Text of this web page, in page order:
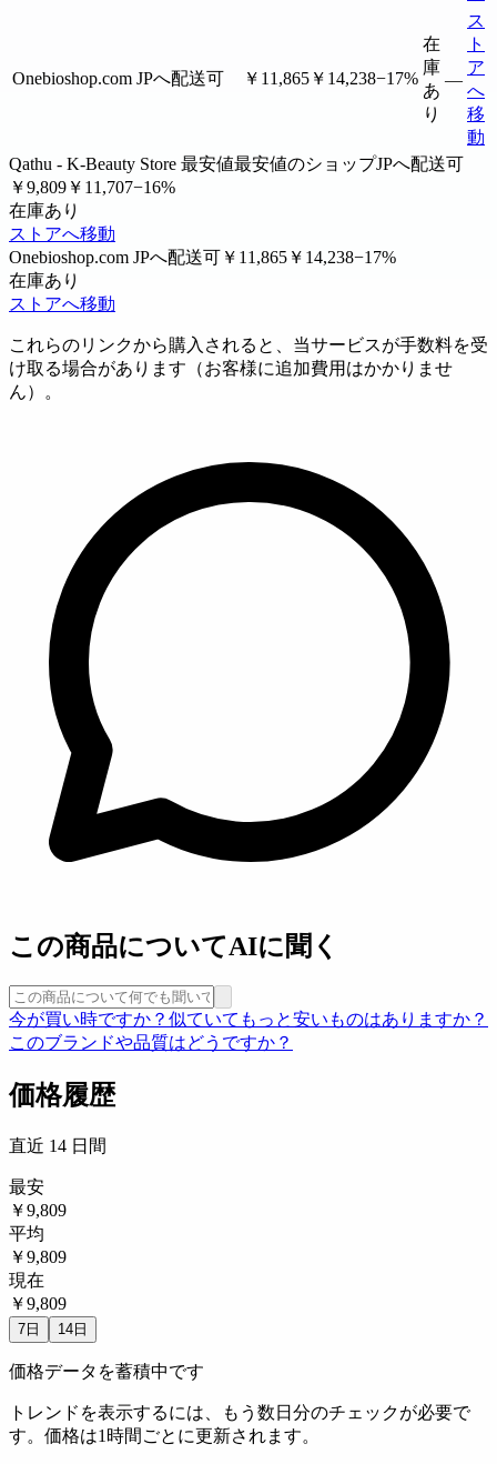
Onebioshop.com JPへ配送可 ￥11,865 ￥14,238−17%
在
庫
あ
り
—
ス
ト
ア
へ
移
動
Qathu - K-Beauty Store 最安値最安値のショップJPへ配送可
￥9,809 ￥11,707−16%
在庫あり
ストアへ移動
Onebioshop.com JPへ配送可 ￥11,865 ￥14,238−17%
在庫あり
ストアへ移動
これらのリンクから購入されると、当サービスが手数料を受
け取る場合があります（お客様に追加費用はかかりませ
ん）。
この商品についてAIに聞く
今が買い時ですか？ 似ていてもっと安いものはありますか？
このブランドや品質はどうですか？
価格履歴
直近 14 日間
最安
￥9,809
平均
￥9,809
現在
￥9,809
7日 14日
価格データを蓄積中です
トレンドを表示するには、もう数日分のチェックが必要で
す。価格は1時間ごとに更新されます。